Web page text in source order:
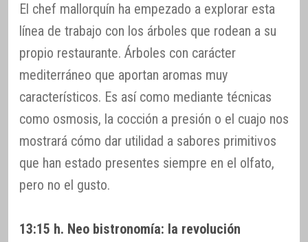
El chef mallorquín ha empezado a explorar esta
línea de trabajo con los árboles que rodean a su
propio restaurante. Árboles con carácter
mediterráneo que aportan aromas muy
característicos. Es así como mediante técnicas
como osmosis, la cocción a presión o el cuajo nos
mostrará cómo dar utilidad a sabores primitivos
que han estado presentes siempre en el olfato,
pero no el gusto.
13:15 h. Neo bistronomía: la revolución